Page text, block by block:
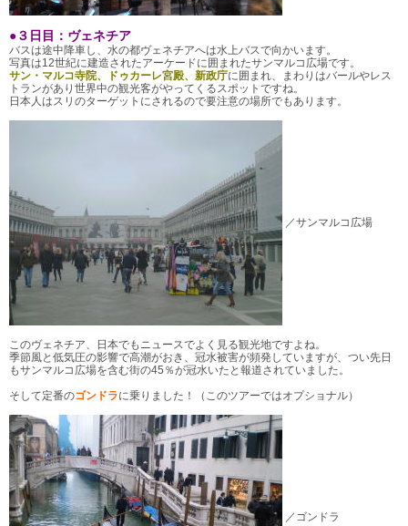
●３日目：ヴェネチア
バスは途中降車し、水の都ヴェネチアへは水上バスで向かいます。
写真は12世紀に建造されたアーケードに囲まれたサンマルコ広場です。
サン・マルコ寺院、ドゥカーレ宮殿、新政庁に囲まれ、まわりはバールやレス
トランがあり世界中の観光客がやってくるスポットですね。
日本人はスリのターゲットにされるので要注意の場所でもあります。
／サンマルコ広場
このヴェネチア、日本でもニュースでよく見る観光地ですよね。
季節風と低気圧の影響で高潮がおき、冠水被害が頻発していますが、つい先日
もサンマルコ広場を含む街の45％が冠水いたと報道されていました。
そして定番のゴンドラに乗りました！（このツアーではオプショナル）
／ゴンドラ